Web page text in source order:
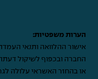
הערות משפטיות:
אישור ההלוואה ותנאי
החברה ובכפוף לשיקול
או בהחזר האשראי עלולה